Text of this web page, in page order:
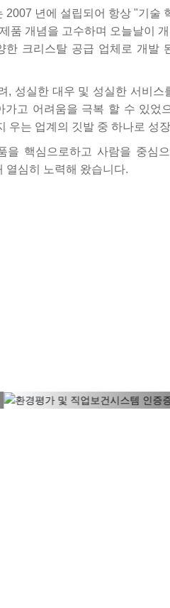
년에 설립되어 항상 "기술
품 개념을 고수하며 오늘날이
한 크리스탈 공급 업체로 개발
, 성실한 대우 및 성실한 서비스
가고 어려움을 극복 할 수 있었
우는 업계의 깃발 중 하나로 성
을 핵심으로하고 사람을 중심
열심히 노력해 왔습니다.